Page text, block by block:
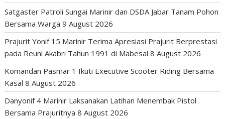
Satgaster Patroli Sungai Marinir dan DSDA Jabar Tanam Pohon
Bersama Warga 9 August 2026
Prajurit Yonif 15 Marinir Terima Apresiasi Prajurit Berprestasi
pada Reuni Akabri Tahun 1991 di Mabesal 8 August 2026
Komandan Pasmar 1 Ikuti Executive Scooter Riding Bersama
Kasal 8 August 2026
Danyonif 4 Marinir Laksanakan Latihan Menembak Pistol
Bersama Prajuritnya 8 August 2026